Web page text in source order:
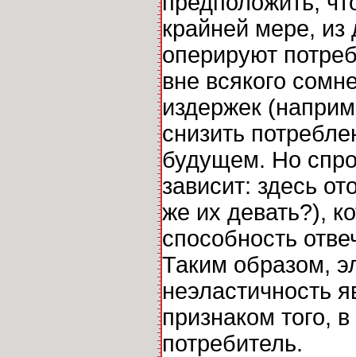
крайней мере, из
оперируют
вне всякого
издержек
снизить
будущем. Но
зависит: здесь
же их девать?),
способность
Таким образом,
неэластичность
признаком того,
потребитель.